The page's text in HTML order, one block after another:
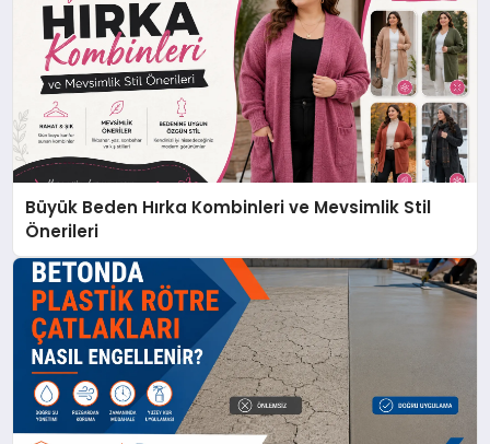
Büyük Beden Hırka Kombinleri ve Mevsimlik Stil
Önerileri